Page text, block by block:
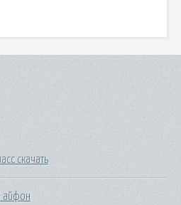
скачать
айфон